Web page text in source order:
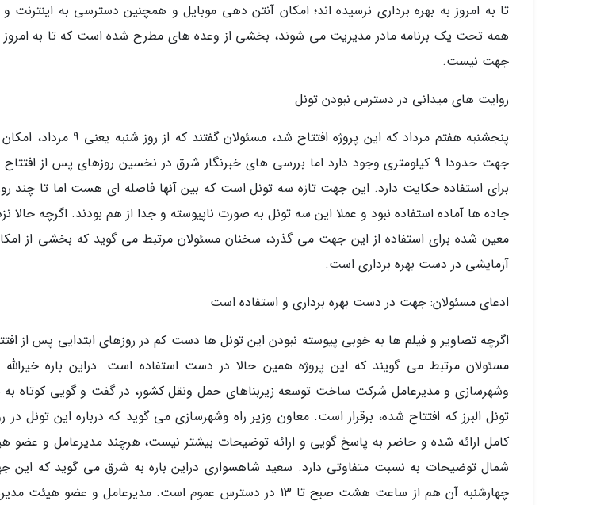
تا به امروز به بهره برداری نرسیده اند؛ امکان آنتن دهی موبایل و همچنین دسترسی به اینترنت
همه تحت یک برنامه مادر مدیریت می شوند، بخشی از وعده های مطرح شده است که تا به امروز
جهت نیست.
روایت های میدانی در دسترس نبودن تونل
پنجشنبه هفتم مرداد که این پروژه
جهت حدودا 9 کیلومتری وجود دارد اما بررسی های خبرنگار شرق در نخسین روزهای پس از
برای استفاده حکایت دارد. این جهت تازه سه تونل است که بین آنها فاصله ای هست اما تا چند
جاده ها آماده استفاده نبود و عملا این سه تونل به صورت ناپیوسته و جدا از هم بودند. اگرچه حالا
معین شده برای استفاده از این جهت می گذرد، سخنان مسئولان مرتبط می گوید که بخشی از
آزمایشی در دست بهره برداری است.
ادعای مسئولان: جهت در دست بهره برداری و استفاده است
اگرچه تصاویر و فیلم ها به خوبی پیوسته نبودن این تونل ها دست کم در روزهای ابتدایی پس از
مسئولان مرتبط می گویند که این پروژه همین حالا در دست استفاده است. دراین باره خیرالله
وشهرسازی و مدیرعامل شرکت ساخت توسعه زیربناهای حمل ونقل کشور، در گفت و گویی کوتاه به
تونل البرز که افتتاح شده، برقرار است. معاون وزیر راه وشهرسازی می گوید که درباره این تونل
کامل ارائه شده و حاضر به پاسخ گویی و ارائه توضیحات بیشتر نیست، هرچند مدیرعامل و عضو
شمال توضیحات به نسبت متفاوتی دارد. سعید شاهسواری دراین باره به شرق می گوید که این
چهارشنبه آن هم از ساعت هشت صبح تا 13 در دسترس عموم است. مدیرعامل و عضو